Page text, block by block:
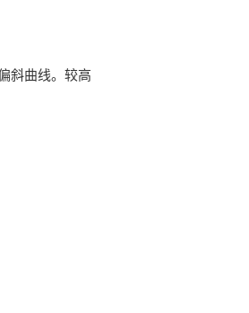
斜曲线。较高